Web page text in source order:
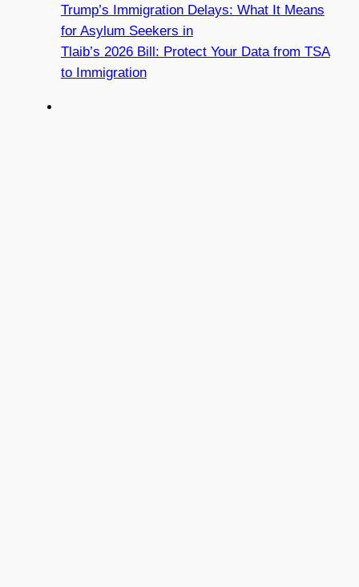
Trump’s Immigration Delays: What It Means
for Asylum Seekers in
Tlaib’s 2026 Bill: Protect Your Data from TSA
to Immigration